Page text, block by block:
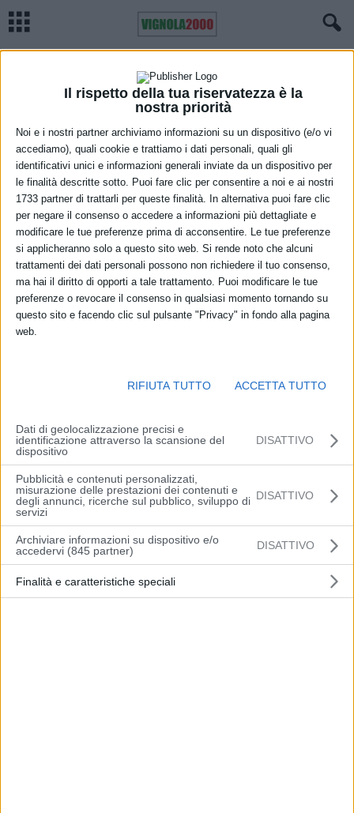
Il rispetto della tua riservatezza è la
nostra priorità
Noi e i nostri partner archiviamo informazioni su un dispositivo (e/o vi
accediamo), quali cookie e trattiamo i dati personali, quali gli
identificativi unici e informazioni generali inviate da un dispositivo per
le finalità descritte sotto. Puoi fare clic per consentire a noi e ai nostri
1733 partner di trattarli per queste finalità. In alternativa puoi fare clic
per negare il consenso o accedere a informazioni più dettagliate e
modificare le tue preferenze prima di acconsentire. Le tue preferenze
si applicheranno solo a questo sito web. Si rende noto che alcuni
trattamenti dei dati personali possono non richiedere il tuo consenso,
ma hai il diritto di opporti a tale trattamento. Puoi modificare le tue
preferenze o revocare il consenso in qualsiasi momento tornando su
questo sito e facendo clic sul pulsante "Privacy" in fondo alla pagina
web.
RIFIUTA TUTTO ACCETTA TUTTO
Dati di geolocalizzazione precisi e
identificazione attraverso la scansione del
dispositivo
DISATTIVO
Pubblicità e contenuti personalizzati,
misurazione delle prestazioni dei contenuti e
degli annunci, ricerche sul pubblico, sviluppo di
servizi
DISATTIVO
Archiviare informazioni su dispositivo e/o
accedervi (845 partner)
DISATTIVO
Finalità e caratteristiche speciali
Previsioni meteo Emilia Romagna,
domenica 20 marzo 2022
19 Marzo 2022
Cielo sereno in pianura con addensamenti mattutini e pomeridiani
lungo i rilievi. Temperature in diminuzione, con valori minimi tra 4 e
6 gradi lungo la costa, mentre saranno attorno a 2 gradi sulle
orientali con residui rinforzi sul mare e sulla costa. Mare mosso.
(Arpae)
Pole Quartararo in
Indonesia, Bastianini quinto
Ucraina, Conte “Putin in
parlamento? Una
sciocchezza”